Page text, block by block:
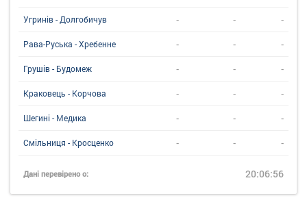
Угринiв - Долгобичув - - -
Рава-Руська - Хребенне - - -
Грушів - Будомеж - - -
Краковець - Корчова - - -
Шегині - Медика - - -
Смільниця - Кросценко - - -
Дані перевірено о: 20:06:56